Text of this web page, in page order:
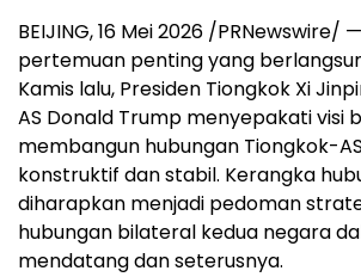
BEIJING, 16 Mei 2026 /PRNewswire/
pertemuan penting yang
Kamis lalu, Presiden Tiongkok Xi
AS Donald Trump menyepakati visi
membangun hubungan Tiongkok-
konstruktif dan stabil. Kerangka
diharapkan menjadi pedoman
hubungan bilateral kedua negara
mendatang dan seterusnya.